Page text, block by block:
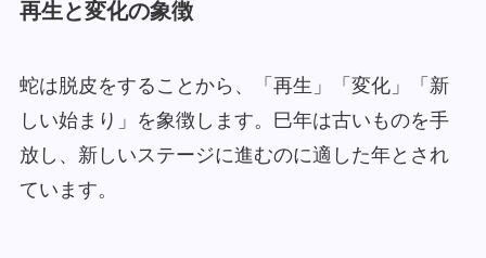
再生と変化の象徴
蛇は脱皮をすることから、「再生」「変化」「新
しい始まり」を象徴します。巳年は古いものを手
放し、新しいステージに進むのに適した年とされ
ています。